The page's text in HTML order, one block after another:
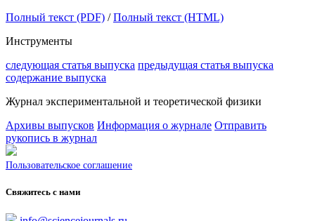
Полный текст (PDF) /Полный текст (HTML)
Инструменты
следующая статья выпуска предыдущая статья выпуска
содержание выпуска
Журнал экспериментальной и теоретической физики
Архивы выпусков Информация о журнале Отправить
рукопись в журнал
Пользовательское соглашение
Свяжитесь с нами